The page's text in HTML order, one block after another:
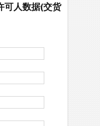
可人数据(交货